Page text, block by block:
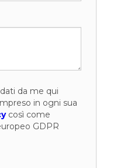
da me qui
in ogni sua
così come
GDPR